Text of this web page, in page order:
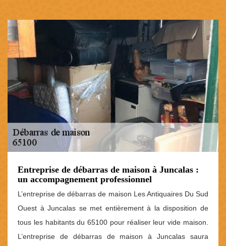
Entreprise de débarras de maison à Juncalas :
un accompagnement professionnel
L’entreprise de débarras de maison Les Antiquaires Du Sud
Ouest à Juncalas se met entièrement à la disposition de
tous les habitants du 65100 pour réaliser leur vide maison.
L’entreprise de débarras de maison à Juncalas saura